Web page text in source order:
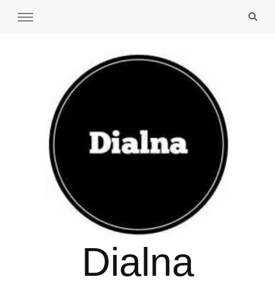
Dialna